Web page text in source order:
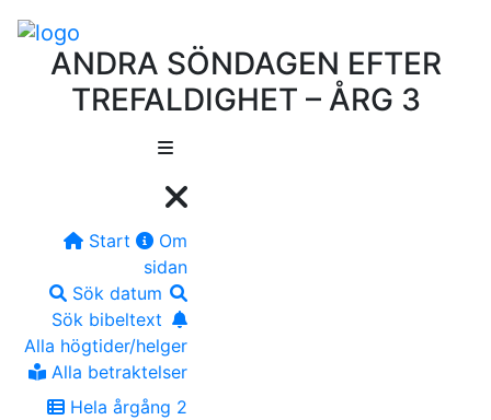
ANDRA SÖNDAGEN EFTER
TREFALDIGHET – ÅRG 3
Start
Om
sidan
Sök datum
Sök bibeltext
Alla högtider/helger
Alla betraktelser
Hela årgång 2